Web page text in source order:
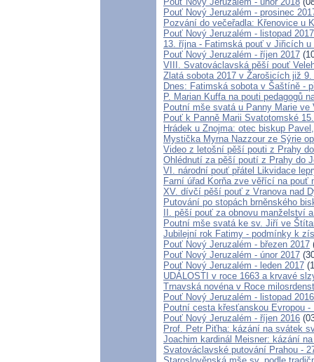
Pouť Nový Jeruzalém - prosinec
Pozvání do večeřadla: Křenovice u
Pouť Nový Jeruzalém - listopad 2017
13. října - Fatimská pouť v Jiřicích u
Pouť Nový Jeruzalém - říjen 2017
VIII. Svatováclavská pěší pouť
Zlatá sobota 2017 v Žarošicích již
Dnes: Fatimská sobota v Šaštíně -
P. Marian Kuffa na pouti pedagogů
Poutní mše svatá u Panny Marie ve
Pouť k Panně Marii Svatotomské
Hrádek u Znojma: otec biskup
Mystička Myrna Nazzour ze Sýrie
Video z letošní pěší pouti z Prahy
Ohlédnutí za pěší poutí z Prahy do
VI. národní pouť přátel Likvidace
Farní úřad Korňa zve věřící na pouť
XV. dívčí pěší pouť z Vranova nad
Putování po stopách brněnského
II. pěší pouť za obnovu manželství
Poutní mše svatá ke sv. Jiří ve
Jubilejní rok Fatimy - podmínky k
Pouť Nový Jeruzalém - březen 2017
Pouť Nový Jeruzalém - únor 2017
Pouť Nový Jeruzalém - leden 2017
UDÁLOSTI v roce 1663 a krvavé
Trnavská novéna v Roce
Pouť Nový Jeruzalém - listopad 2016
Poutní cesta křesťanskou Evropou
Pouť Nový Jeruzalém - říjen 2016
Prof. Petr Piťha: kázání na svátek
Joachim kardinál Meisner: kázání
Svatováclavské putování Prahou -